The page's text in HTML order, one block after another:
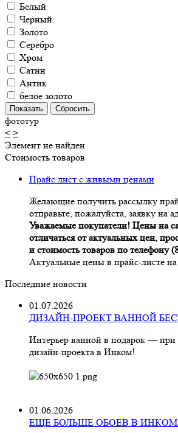
Белый
Черный
Золото
Серебро
Хром
Сатин
Антик
белое золото
фототур
< >
Элемент не найден
Стоимость товаров
Прайс лист с живыми ценами
Желающие получить рассылку
отправьте, пожалуйста, заявку на
Уважаемые покупатели! Цены на
отличаться от актуальных цен,
и стоимость товаров по телефону
Актуальные цены в прайс-листе
Последние новости
01.07.2026
ДИЗАЙН-ПРОЕКТ ВАННОЙ
Интерьер ванной в подарок — при
дизайн‑проекта в Инком!
01.06.2026
ЕЩЕ БОЛЬШЕ ОБОЕВ В